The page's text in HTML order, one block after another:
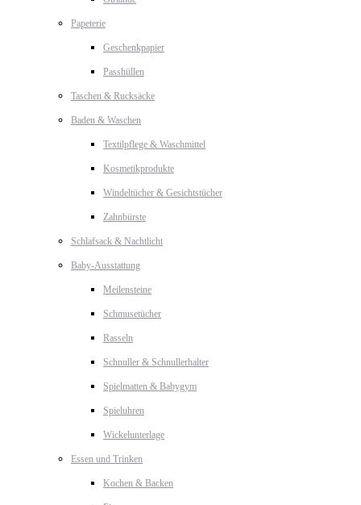
Papeterie
Geschenkpapier
Passhüllen
Taschen & Rucksäcke
Baden & Waschen
Textilpflege & Waschmittel
Kosmetikprodukte
Windeltücher & Gesichtstücher
Zahnbürste
Schlafsack & Nachtlicht
Baby-Ausstattung
Meilensteine
Schmusetücher
Rasseln
Schnuller & Schnullerhalter
Spielmatten & Babygym
Spieluhren
Wickelunterlage
Essen und Trinken
Kochen & Backen